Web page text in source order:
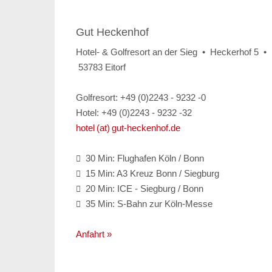
Gut Heckenhof
Hotel- & Golfresort an der Sieg • Heckerhof 5 •
53783 Eitorf
Golfresort: +49 (0)2243 - 9232 -0
Hotel: +49 (0)2243 - 9232 -32
hotel (at) gut-heckenhof.de
 30 Min: Flughafen Köln / Bonn
 15 Min: A3 Kreuz Bonn / Siegburg
 20 Min: ICE - Siegburg / Bonn
 35 Min: S-Bahn zur Köln-Messe
Anfahrt »